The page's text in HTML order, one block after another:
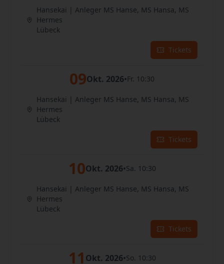
Hansekai | Anleger MS Hanse, MS Hansa, MS
Hermes
Lübeck
Tickets
09Okt. 2026•Fr. 10:30
Hansekai | Anleger MS Hanse, MS Hansa, MS
Hermes
Lübeck
Tickets
10Okt. 2026•Sa. 10:30
Hansekai | Anleger MS Hanse, MS Hansa, MS
Hermes
Lübeck
Tickets
11 Okt. 2026•So. 10:30